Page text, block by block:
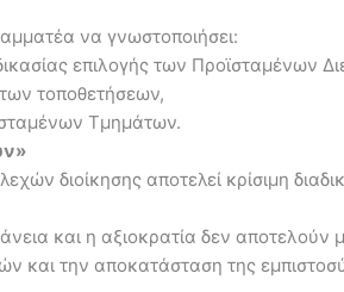
να γνωστοποιήσει:
επιλογής των
τοποθετήσεων,
Τμημάτων.
διοίκησης αποτελεί κρίσιμη
και η αξιοκρατία δεν αποτελούν
και την αποκατάσταση της